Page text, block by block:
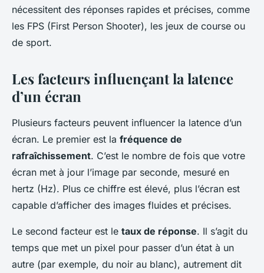
nécessitent des réponses rapides et précises, comme
les FPS (First Person Shooter), les jeux de course ou
de sport.
Les facteurs influençant la latence
d’un écran
Plusieurs facteurs peuvent influencer la latence d’un
écran. Le premier est la fréquence de
rafraîchissement. C’est le nombre de fois que votre
écran met à jour l’image par seconde, mesuré en
hertz (Hz). Plus ce chiffre est élevé, plus l’écran est
capable d’afficher des images fluides et précises.
Le second facteur est le taux de réponse. Il s’agit du
temps que met un pixel pour passer d’un état à un
autre (par exemple, du noir au blanc), autrement dit